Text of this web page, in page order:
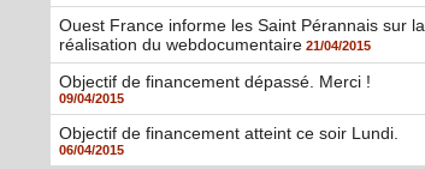
Ouest France informe les Saint Pérannais sur la
réalisation du webdocumentaire 21/04/2015
Objectif de financement dépassé. Merci !
09/04/2015
Objectif de financement atteint ce soir Lundi.
06/04/2015